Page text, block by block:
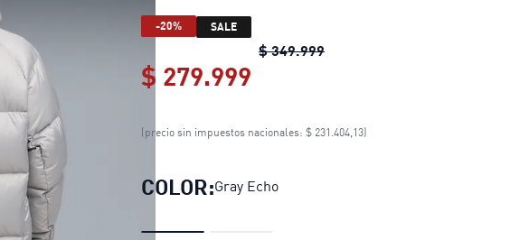
-20% SALE
$ 349.999Campera puffer de plumón
$ 279.999
Campera puffer de
(precio sin impuestos nacionales: $ 231.404,13)
COLOR:Gray Echo